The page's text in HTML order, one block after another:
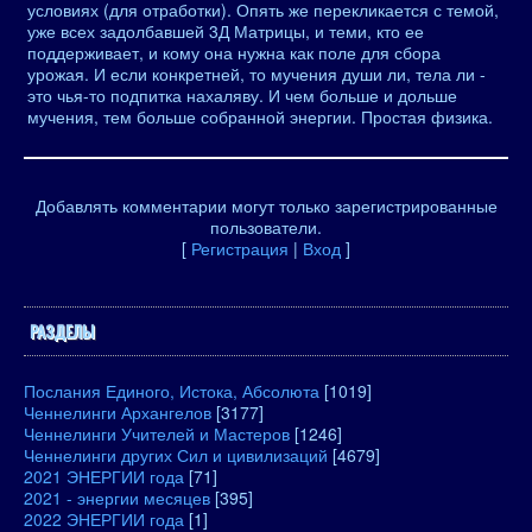
условиях (для отработки). Опять же перекликается с темой,
уже всех задолбавшей 3Д Матрицы, и теми, кто ее
поддерживает, и кому она нужна как поле для сбора
урожая. И если конкретней, то мучения души ли, тела ли -
это чья-то подпитка нахаляву. И чем больше и дольше
мучения, тем больше собранной энергии. Простая физика.
Добавлять комментарии могут только зарегистрированные
пользователи.
[ Регистрация | Вход ]
РАЗДЕЛЫ
Послания Единого, Истока, Абсолюта [1019]
Ченнелинги Архангелов [3177]
Ченнелинги Учителей и Мастеров [1246]
Ченнелинги других Сил и цивилизаций [4679]
2021 ЭНЕРГИИ года [71]
2021 - энергии месяцев [395]
2022 ЭНЕРГИИ года [1]